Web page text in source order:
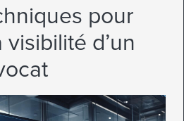
pour
d’un